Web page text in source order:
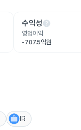
수익성help
영업이익
-707.5억원
IR